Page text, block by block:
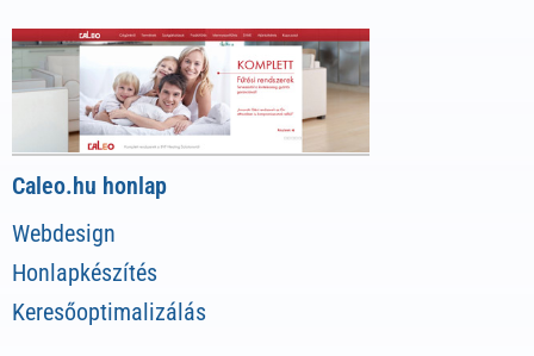
Caleo.hu honlap
Webdesign
Honlapkészítés
Keresőoptimalizálás